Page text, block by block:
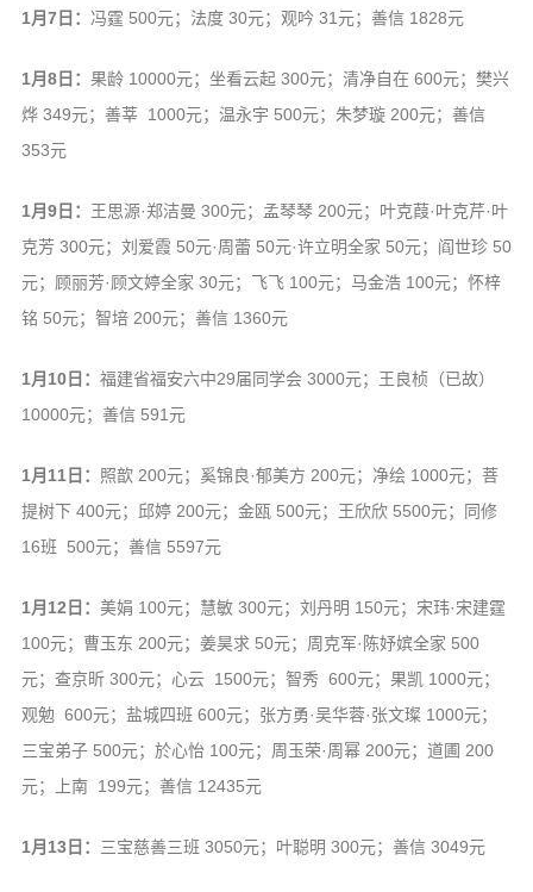
1月7日： 冯霆 500元；法度 30元；观吟 31元；善信 1828元
1月8日： 果龄 10000元；坐看云起 300元；清净自在 600元；樊兴
烨 349元；善莘 1000元；温永宇 500元；朱梦璇 200元；善信
353元
1月9日： 王思源·郑洁曼 300元；孟琴琴 200元；叶克葭·叶克芹·叶
克芳 300元；刘爱霞 50元·周蕾 50元·许立明全家 50元；阎世珍 50
元；顾丽芳·顾文婷全家 30元；飞飞 100元；马金浩 100元；怀梓
铭 50元；智培 200元；善信 1360元
1月10日： 福建省福安六中29届同学会 3000元；王良桢（已故）
10000元；善信 591元
1月11日： 照歆 200元；奚锦良·郁美方 200元；净绘 1000元；菩
提树下 400元；邱婷 200元；金瓯 500元；王欣欣 5500元；同修
16班 500元；善信 5597元
1月12日： 美娟 100元；慧敏 300元；刘丹明 150元；宋玮·宋建霆
100元；曹玉东 200元；姜昊求 50元；周克军·陈妤嫔全家 500
元；查京昕 300元；心云 1500元；智秀 600元；果凯 1000元；
观勉 600元；盐城四班 600元；张方勇·吴华蓉·张文璨 1000元；
三宝弟子 500元；於心怡 100元；周玉荣·周幂 200元；道圃 200
元；上南 199元；善信 12435元
1月13日： 三宝慈善三班 3050元；叶聪明 300元；善信 3049元